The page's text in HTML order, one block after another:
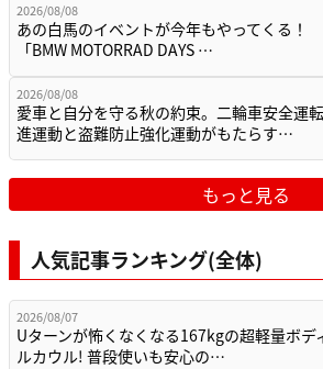
2026/08/08
あの白馬のイベントが今年もやってくる！
「BMW MOTORRAD DAYS …
2026/08/08
愛車と自分を守る秋の約束。二輪車安全運
進運動と盗難防止強化運動がもたらす…
もっと見る
人気記事ランキング(全体)
2026/08/07
Uターンが怖くなくなる167kgの超軽量ボデ
ルカウル! 普段使いも安心の…